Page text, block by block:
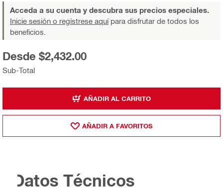
Acceda a su cuenta y descubra sus precios especiales.
Inicie sesión o regístrese aquípara disfrutar de todos los
beneficios.
Sub-Total
Desde $2,432.00
AÑADIR AL CARRITO
AÑADIR A FAVORITOS
Datos Técnicos